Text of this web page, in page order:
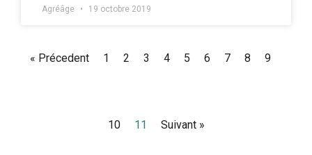
Agréâge 19 octobre 2019
« Précedent 1 2 3 4 5 6 7 8 9
10 11 Suivant »